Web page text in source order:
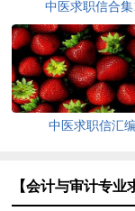
中医求职信合集
中医求职信汇
【会计与审计专业